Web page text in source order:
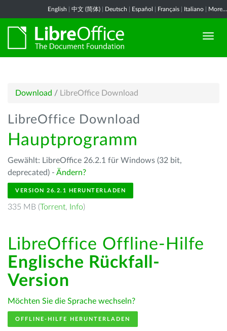
English 中文 (简体) Deutsch Español Français Italiano More...
Download / LibreOffice Download
LibreOffice Download
Hauptprogramm
Gewählt: LibreOffice 26.2.1 für Windows (32 bit,
deprecated) - Ändern?
VERSION 26.2.1 HERUNTERLADEN
335 MB (Torrent, Info)
LibreOffice Offline-Hilfe
Englische Rückfall-
Version
Möchten Sie die Sprache wechseln?
OFFLINE-HILFE HERUNTERLADEN